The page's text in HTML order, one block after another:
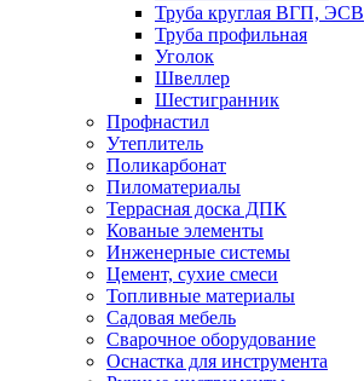
Труба круглая ВГП, ЭСВ
Труба профильная
Уголок
Швеллер
Шестигранник
Профнастил
Утеплитель
Поликарбонат
Пиломатериалы
Террасная доска ДПК
Кованые элементы
Инженерные системы
Цемент, сухие смеси
Топливные материалы
Садовая мебель
Сварочное оборудование
Оснастка для инструмента